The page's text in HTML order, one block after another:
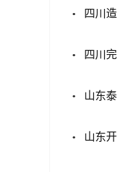
四川
四川
山东
山东